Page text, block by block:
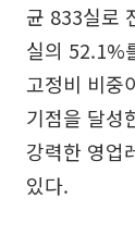
균 833실로
실의 52.1%
고정비 비중
기점을 달성
강력한 영업
있다.